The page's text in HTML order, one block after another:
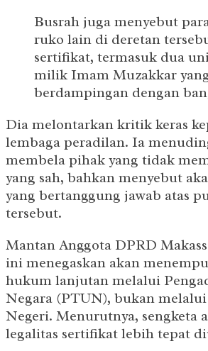
Busrah juga menyebut
ruko lain di deretan
sertifikat, termasuk dua
milik Imam Muzakkar
berdampingan dengan
Dia melontarkan kritik keras
lembaga peradilan. Ia
membela pihak yang tidak
yang sah, bahkan menyebut
yang bertanggung jawab atas
tersebut.
Mantan Anggota DPRD
ini menegaskan akan
hukum lanjutan melalui
Negara (PTUN), bukan
Negeri. Menurutnya, sengketa
legalitas sertifikat lebih tepat